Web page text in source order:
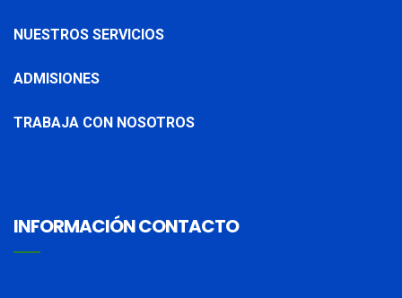
NUESTROS SERVICIOS
ADMISIONES
TRABAJA CON NOSOTROS
INFORMACIÓN CONTACTO